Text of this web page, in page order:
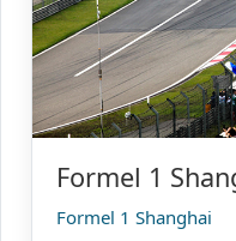
Formel 1
Formel 1 Shanghai